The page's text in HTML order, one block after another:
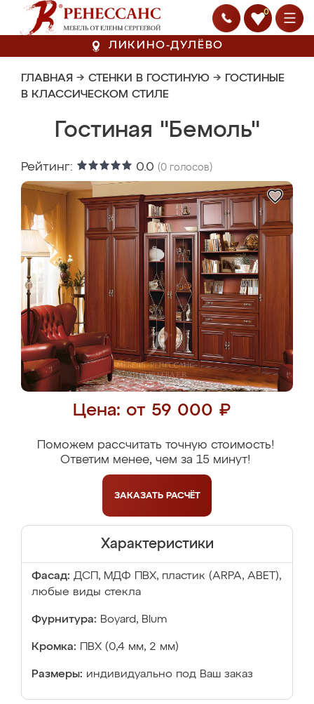
0
ЛИКИНО-ДУЛЁВО
ГЛАВНАЯ → СТЕНКИ В ГОСТИНУЮ → ГОСТИНЫЕ
В КЛАССИЧЕСКОМ СТИЛЕ
Гостиная "Бемоль"
Рейтинг: 0.0 (0 голосов)
Цена: от 59 000 ₽
Поможем рассчитать точную стоимость!
Ответим менее, чем за 15 минут!
ЗАКАЗАТЬ РАСЧЁТ
Характеристики
Фасад: ДСП, МДФ ПВХ, пластик (ARPA, ABET),
любые виды стекла
Фурнитура: Boyard, Blum
Кромка: ПВХ (0,4 мм, 2 мм)
Размеры: индивидуально под Ваш заказ